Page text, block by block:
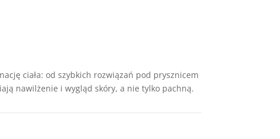
ciała: od szybkich rozwiązań pod prysznicem
nawilżenie i wygląd skóry, a nie tylko pachną.